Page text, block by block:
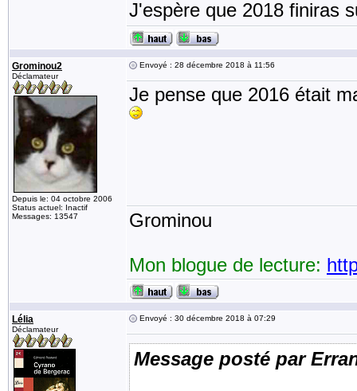
J'espère que 2018 finiras
Grominou2
Déclamateur
Depuis le: 04 octobre 2006
Status actuel: Inactif
Messages: 13547
Envoyé : 28 décembre 2018 à 11:56
Je pense que 2016 était
Grominou
Mon blogue de lecture:
Lélia
Déclamateur
Envoyé : 30 décembre 2018 à 07:29
Message posté par